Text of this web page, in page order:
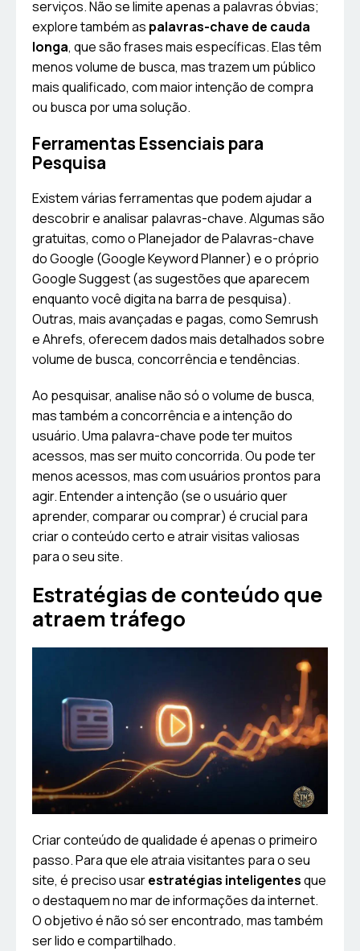
serviços. Não se limite apenas a palavras óbvias;
explore também as palavras-chave de cauda
longa, que são frases mais específicas. Elas têm
menos volume de busca, mas trazem um público
mais qualificado, com maior intenção de compra
ou busca por uma solução.
Ferramentas Essenciais para
Pesquisa
Existem várias ferramentas que podem ajudar a
descobrir e analisar palavras-chave. Algumas são
gratuitas, como o Planejador de Palavras-chave
do Google (Google Keyword Planner) e o próprio
Google Suggest (as sugestões que aparecem
enquanto você digita na barra de pesquisa).
Outras, mais avançadas e pagas, como Semrush
e Ahrefs, oferecem dados mais detalhados sobre
volume de busca, concorrência e tendências.
Ao pesquisar, analise não só o volume de busca,
mas também a concorrência e a intenção do
usuário. Uma palavra-chave pode ter muitos
acessos, mas ser muito concorrida. Ou pode ter
menos acessos, mas com usuários prontos para
agir. Entender a intenção (se o usuário quer
aprender, comparar ou comprar) é crucial para
criar o conteúdo certo e atrair visitas valiosas
para o seu site.
Estratégias de conteúdo que
atraem tráfego
Criar conteúdo de qualidade é apenas o primeiro
passo. Para que ele atraia visitantes para o seu
site, é preciso usarestratégias inteligentesque
o destaquem no mar de informações da internet.
O objetivo é não só ser encontrado, mas também
ser lido e compartilhado.